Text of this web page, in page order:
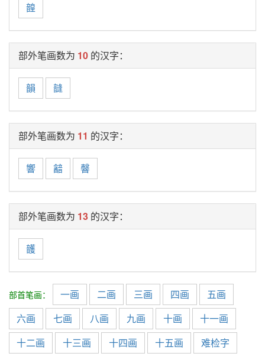
韹
部外笔画数为 10 的汉字：
韻 韼
部外笔画数为 11 的汉字：
響 韽 韾
部外笔画数为 13 的汉字：
頀
部首笔画： 一画 二画 三画 四画
五画
六画
七画 八画 九画 十画
十一画
十二画
十三画 十四画 十五画 难检字